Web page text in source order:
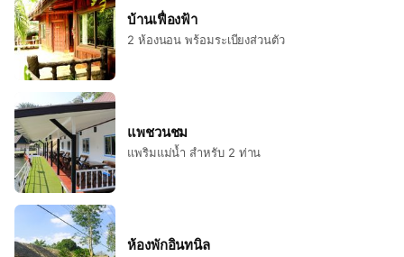
บ้านเฟื่องฟ้า
2 ห้องนอน พร้อมระเบียงส่วนตัว
แพชวนชม
แพริมแม่น้ำ สำหรับ 2 ท่าน
ห้องพักอินทนิล